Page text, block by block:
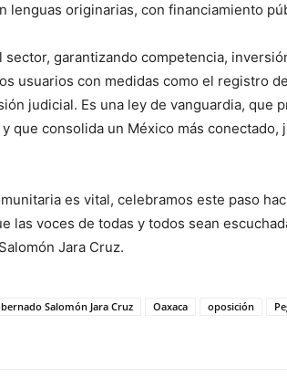
lenguas originarias, con financiamiento
garantizando competencia,
usuarios con medidas como el registro
judicial. Es una ley de vanguardia, que
que consolida un México más conectado,
es vital, celebramos este paso
las voces de todas y todos sean
Jara Cruz.
Salomón Jara Cruz Oaxaca oposición